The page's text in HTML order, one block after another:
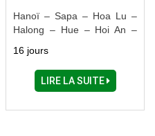
Hanoï – Sapa – Hoa Lu –
Halong – Hue – Hoi An –
Chi Minh Ville – Siem Reap
16 jours
LIRE LA SUITE